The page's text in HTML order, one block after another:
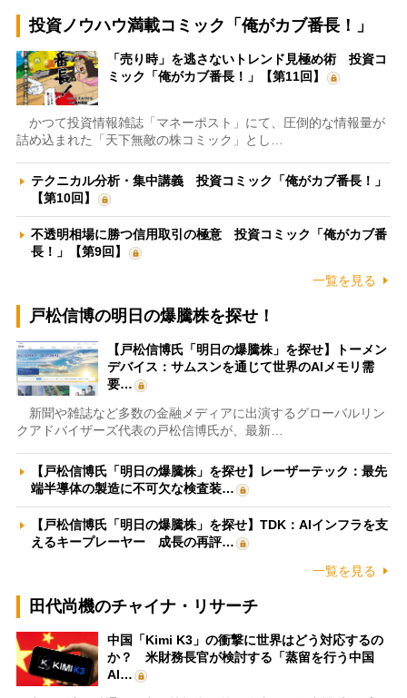
投資ノウハウ満載コミック「俺がカブ番長！」
「売り時」を逃さないトレンド見極め術 投資コ
ミック「俺がカブ番長！」【第11回】
かつて投資情報雑誌「マネーポスト」にて、圧倒的な情報量が
詰め込まれた「天下無敵の株コミック」とし…
テクニカル分析・集中講義 投資コミック「俺がカブ番長！」
【第10回】
不透明相場に勝つ信用取引の極意 投資コミック「俺がカブ番
長！」【第9回】
一覧を見る
戸松信博の明日の爆騰株を探せ！
【戸松信博氏「明日の爆騰株」を探せ】トーメン
デバイス：サムスンを通じて世界のAIメモリ需
要…
新聞や雑誌など多数の金融メディアに出演するグローバルリン
クアドバイザーズ代表の戸松信博氏が、最新…
【戸松信博氏「明日の爆騰株」を探せ】レーザーテック：最先
端半導体の製造に不可欠な検査装…
【戸松信博氏「明日の爆騰株」を探せ】TDK：AIインフラを支
えるキープレーヤー 成長の再評…
一覧を見る
田代尚機のチャイナ・リサーチ
中国「Kimi K3」の衝撃に世界はどう対応するの
か？ 米財務長官が検討する「蒸留を行う中国
AI…